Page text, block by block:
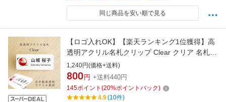
同じ商品を安い順で見る
【ロゴ入れOK】【楽天ランキング1位獲得】高
透明アクリル名札クリップ Clear クリア 名札
60mm×25mm×3mm シンプル ネームプレート
ネームタグ 穴が開かない マグネット 日本製 ア
クリル 透明 ホテル サロン ビジネス 業務用 大
量注文 飲食店 企業ユニフォーム用 格安
1,240円(価格+送料)
800 円 +送料440円
145ポイント (20%ポイントバック)
4.9(10件)